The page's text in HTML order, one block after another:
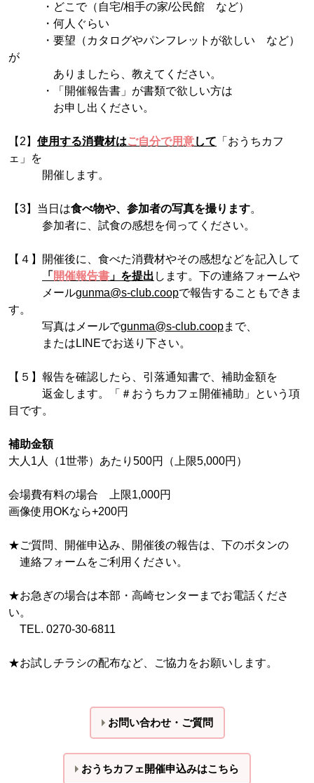
・どこで（自宅/相手の家/公民館 など）
・何人ぐらい
・要望（カタログやパンフレットが欲しい など）
が
ありましたら、教えてください。
・「開催報告書」が書類で欲しい方は
お申し出ください。
【2】 使用する消費材はご自分で用意して 「おうちカフ
ェ」を
開催します。
【3】当日は食べ物や、参加者の写真を撮ります。
参加者に、試食の感想を伺ってください。
【４】開催後に、食べた消費材やその感想などを記入して
「 開催報告書 」を提出 します。下の連絡フォームや
メールgunma@s-club.coopで報告することもできま
す。
写真はメールでgunma@s-club.coopまで、
またはLINEでお送り下さい。
【５】報告を確認したら、引落通知書で、補助金額を
返金します。「＃おうちカフェ開催補助」という項
目です。
補助金額
大人1人（1世帯）あたり500円（上限5,000円）
会場費有料の場合 上限1,000円
画像使用OKなら+200円
★ご質問、開催申込み、開催後の報告は、下のボタンの
連絡フォームをご利用ください。
★お急ぎの場合は本部・高崎センターまでお電話くださ
い。
TEL. 0270-30-6811
★お試しチラシの配布など、ご協力をお願いします。
お問い合わせ・ご質問
おうちカフェ開催申込みはこちら